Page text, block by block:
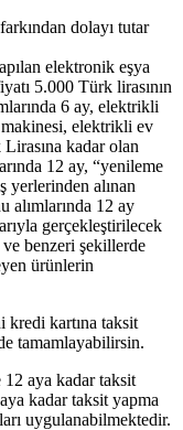
dolayı tutar
elektronik eşya
5.000 Türk lirasının
6 ay, elektrikli
makinesi, elektrikli ev
kadar olan
12 ay, “yenileme
yerlerinden alınan
alımlarında 12 ay
gerçekleştirilecek
benzeri şekillerde
ürünlerin
kredi kartına taksit
tamamlayabilirsin.
12 aya kadar taksit
kadar taksit yapma
uygulanabilmektedir.